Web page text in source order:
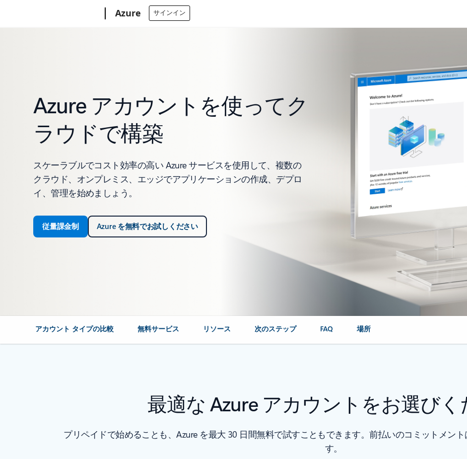
Azure サインイン
Azure アカウントを使ってク
ラウドで構築
スケーラブルでコスト効率の高い Azure サービスを使用して、複数の
クラウド、オンプレミス、エッジでアプリケーションの作成、デプロ
イ、管理を始めましょう。
従量課金制 Azure を無料でお試しください
アカウント タイプの比較 無料サービス リソース 次のステップ FAQ 場所
最適な Azure アカウントをお選びく
プリペイドで始めることも、Azure を最大 30 日間無料で試すこともできます。前払いのコミットメン
す。